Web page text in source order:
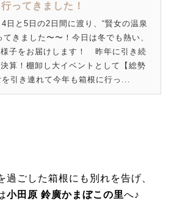
ってきました！
日と5日の2日間に渡り、“賢女の温泉
てきました〜〜！今日は冬でも熱い、
子をお届けします！ 昨年に引き続
算！棚卸し大イベントとして【総勢
引き連れて今年も箱根に行っ...
過ごした箱根にも別れを告げ、
小田原 鈴廣かまぼこの里へ♪